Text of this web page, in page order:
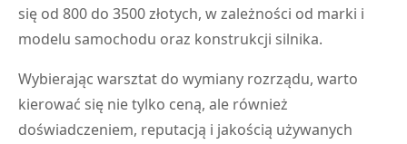
się od 800 do 3500 złotych, w zależności od marki i
modelu samochodu oraz konstrukcji silnika.
Wybierając warsztat do wymiany rozrządu, warto
kierować się nie tylko ceną, ale również
doświadczeniem, reputacją i jakością używanych